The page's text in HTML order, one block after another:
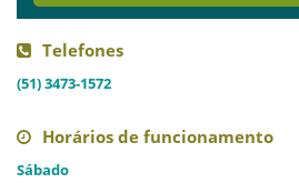
Telefones
(51) 3473-1572
Horários de funcionamento
Sábado